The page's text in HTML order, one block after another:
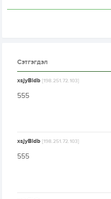
Сэтгэгдэл
xsjyBldb[198.251.72.103]
555
xsjyBldb[198.251.72.103]
555